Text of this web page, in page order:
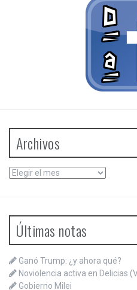
Archivos
Archivos
Últimas notas
Ganó Trump: ¿y ahora qué?
Noviolencia activa en Delicias
Gobierno Milei